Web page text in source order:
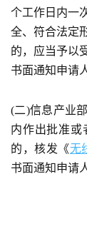
个工作日内一
全、符合法定
的，应当予以
书面通知申请
(二)信息产业
内作出批准或
的，核发《无
书面通知申请